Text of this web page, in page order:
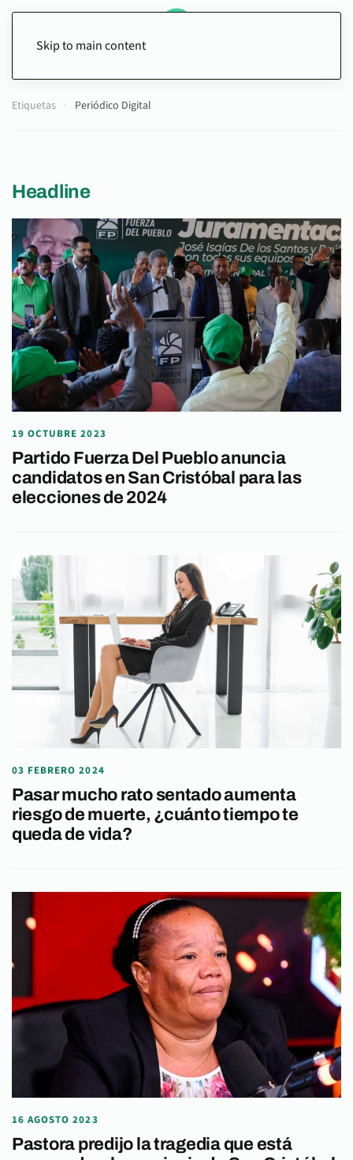
Skip to main content
Etiquetas Periódico Digital
Headline
19 OCTUBRE 2023
Partido Fuerza Del Pueblo anuncia
candidatos en San Cristóbal para las
elecciones de 2024
03 FEBRERO 2024
Pasar mucho rato sentado aumenta
riesgo de muerte, ¿cuánto tiempo te
queda de vida?
16 AGOSTO 2023
Pastora predijo la tragedia que está